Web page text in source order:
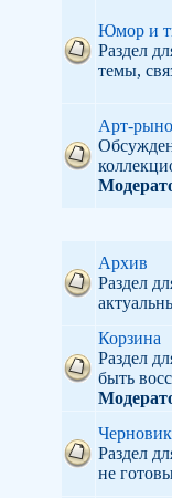
Юмор и
Раздел
темы,
Арт-
Архив
Раздел
Корзина
Раздел
быть
Раздел
не